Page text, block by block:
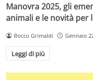
Manovra 2025, gli
animali e le novità per
Rocco Grimaldi Gennaio
Leggi di più